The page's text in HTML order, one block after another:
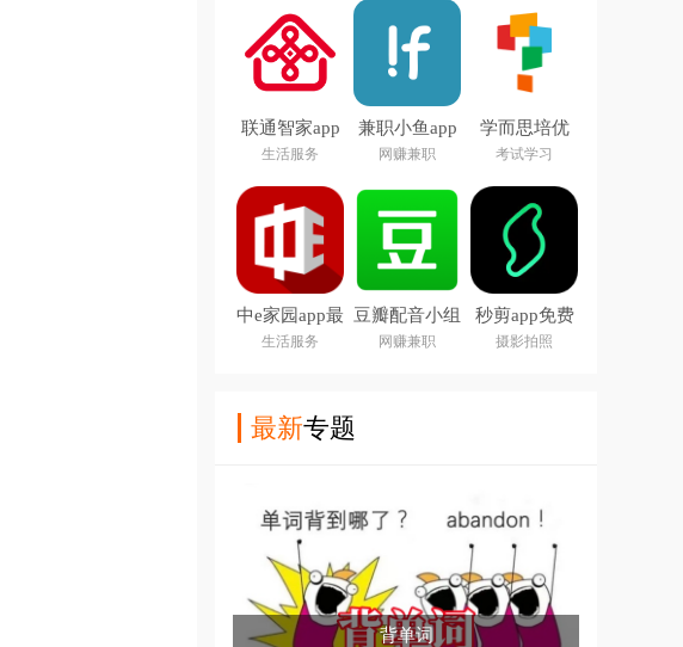
联通智家app
官方正版
生活服务
兼职小鱼app
网赚兼职
学而思培优
考试学习
中e家园app最
新版下载安装
生活服务
豆瓣配音小组
app
网赚兼职
秒剪app免费
版
摄影拍照
最新专题
背单词